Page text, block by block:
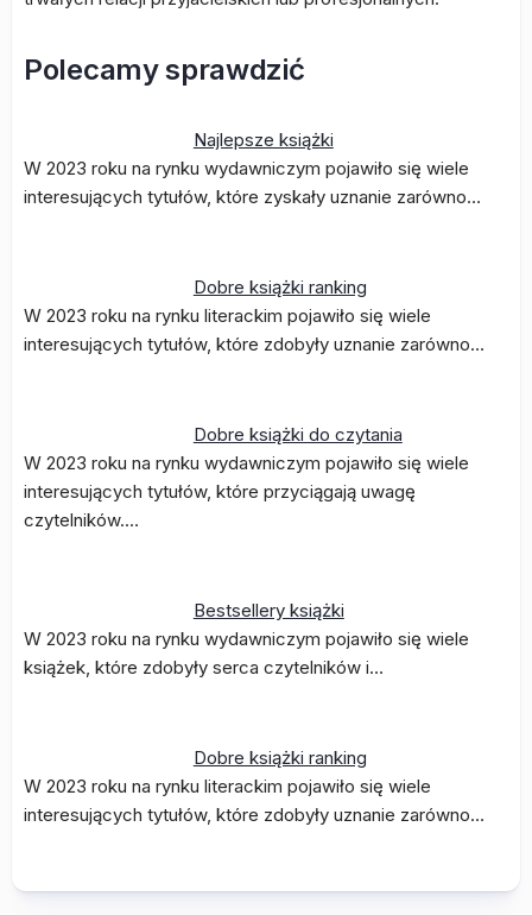
Polecamy sprawdzić
Najlepsze książki
W 2023 roku na rynku wydawniczym pojawiło się wiele
interesujących tytułów, które zyskały uznanie zarówno…
Dobre książki ranking
W 2023 roku na rynku literackim pojawiło się wiele
interesujących tytułów, które zdobyły uznanie zarówno…
Dobre książki do czytania
W 2023 roku na rynku wydawniczym pojawiło się wiele
interesujących tytułów, które przyciągają uwagę
czytelników.…
Bestsellery książki
W 2023 roku na rynku wydawniczym pojawiło się wiele
książek, które zdobyły serca czytelników i…
Dobre książki ranking
W 2023 roku na rynku literackim pojawiło się wiele
interesujących tytułów, które zdobyły uznanie zarówno…